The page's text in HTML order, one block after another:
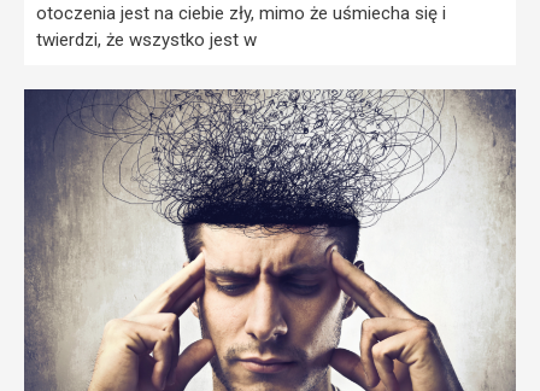
otoczenia jest na ciebie zły, mimo że uśmiecha się i
twierdzi, że wszystko jest w